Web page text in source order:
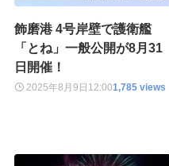
飾磨港 4号岸壁で護衛艦
「とね」一般公開が8月31
日開催！
2025年8月9日 12:001,785 views